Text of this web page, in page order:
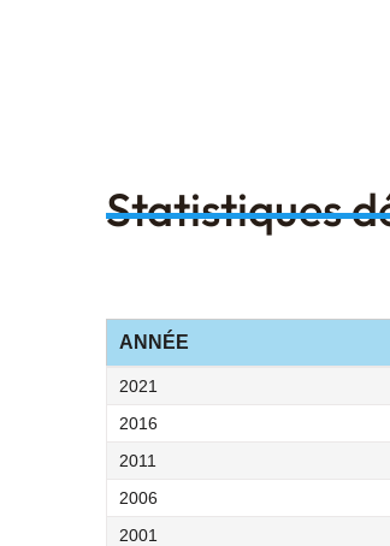
Statistiques
ANNÉE
2021
2016
2011
2006
2001